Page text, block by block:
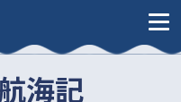
海記